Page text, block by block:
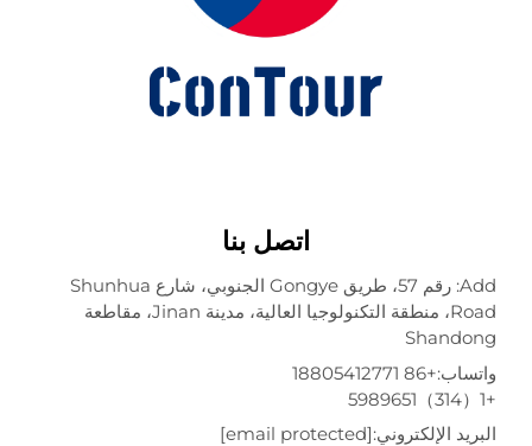
اتصل بنا
Add: رقم 57، طريق Gongye الجنوبي، شارع Shunhua
Road، منطقة التكنولوجيا العالية، مدينة Jinan، مقاطعة
+86 18805412771
الإلكتروني:[email protected]